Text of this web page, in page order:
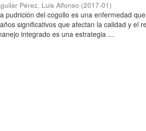
Pérez, Luis Alfonso (2017-01)
pudrición del cogollo es una enfermedad
significativos que afectan la calidad y el
integrado es una estrategia ...